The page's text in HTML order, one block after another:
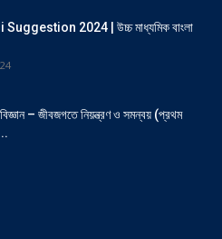
2024 | উচ্চ মাধ্যমিক বাংলা
– জীবজগতে নিয়ন্ত্রণ ও সমন্বয় (প্রথম